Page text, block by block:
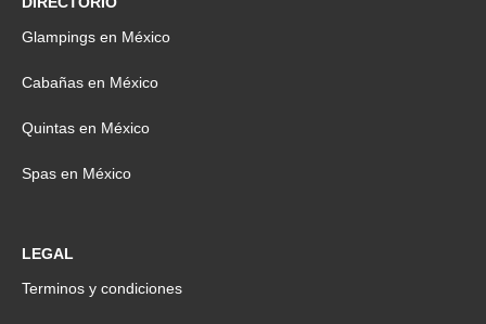
Glampings en México
Cabañas en México
Quintas en México
Spas en México
LEGAL
Terminos y condiciones